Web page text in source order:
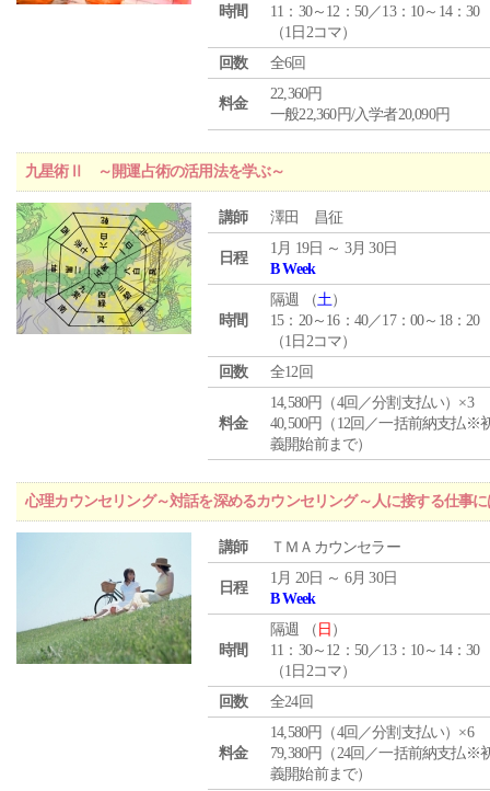
時間
11：30～12：50／13：10～14：30
（1日2コマ）
回数
全6回
料金
22,360円
一般22,360円/入学者20,090円
九星術Ⅱ ～開運占術の活用法を学ぶ～
講師 澤田 昌征
日程
1月 19日 ～ 3月 30日
B Week
時間
隔週 （土）
15：20～16：40／17：00～18：20
（1日2コマ）
回数
全12回
料金
14,580円（4回／分割支払い）×3
40,500円（12回／一括前納支払※
義開始前まで）
心理カウンセリング～対話を深めるカウンセリング～人に接する仕事
講師 ＴＭＡカウンセラー
日程
1月 20日 ～ 6月 30日
B Week
時間
隔週 （ 日 ）
11：30～12：50／13：10～14：30
（1日2コマ）
回数
全24回
料金
14,580円（4回／分割支払い）×6
79,380円（24回／一括前納支払※
義開始前まで）